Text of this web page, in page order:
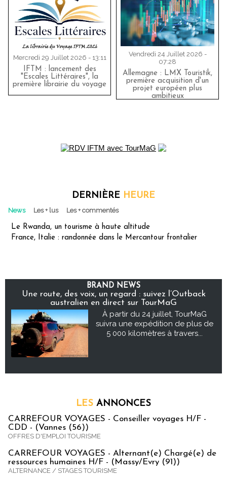
Mercredi 29 Juillet 2026 - 13:11
IFTM : lancement des
"Escales Littéraires", la
première librairie du voyage
Vendredi 24 Juillet 2026 -
07:28
Allemagne : LMX Touristik,
première acquisition d'un
projet européen plus
ambitieux
DERNIÈRE HEURE
News Les + lus Les + commentés
Le Rwanda, un tourisme à haute altitude
France, Italie : randonnée dans le Mercantour frontalier
BRAND NEWS
Une route, des voix, un regard : suivez l’Outback
australien en direct sur TourMaG
À partir du 24 juillet, TourMaG
suivra une expédition de plus de
5 000 kilomètres à travers...
LES ANNONCES
CARREFOUR VOYAGES - Conseiller voyages H/F -
CDD - (Vannes (56))
OFFRES D'EMPLOI TOURISME
CARREFOUR VOYAGES - Alternant(e) Chargé(e) de
ressources humaines H/F - (Massy/Evry (91))
ALTERNANCE / STAGES TOURISME